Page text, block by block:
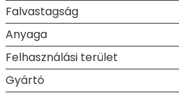
Falvastagság
Anyaga
Felhasználási terület
Gyártó